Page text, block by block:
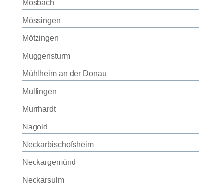
Mosbach
Mössingen
Mötzingen
Muggensturm
Mühlheim an der Donau
Mulfingen
Murrhardt
Nagold
Neckarbischofsheim
Neckargemünd
Neckarsulm